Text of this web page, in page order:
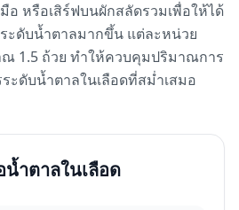
อ หรือเสิร์ฟบนผักสลัดรวมเพื่อให้ได้
ะดับน้ำตาลมากขึ้น แต่ละหน่วย
1.5 ถ้วย ทำให้ควบคุมปริมาณการ
ะดับน้ำตาลในเลือดที่สม่ำเสมอ
ำตาลในเลือด